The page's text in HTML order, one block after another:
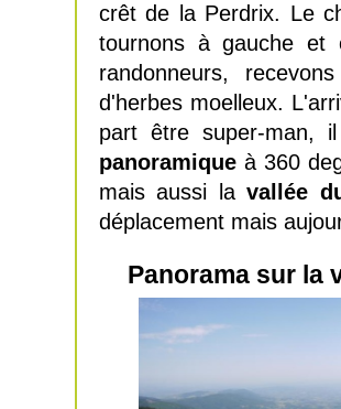
crêt de la Perdrix. Le
tournons à gauche et
randonneurs,
d'herbes moelleux.
part être super-man,
panoramique à 360
mais aussi lavallée
déplacement mais
Panorama sur la